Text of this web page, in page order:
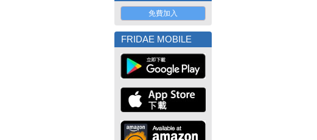
免費加入
FRIDAE MOBILE